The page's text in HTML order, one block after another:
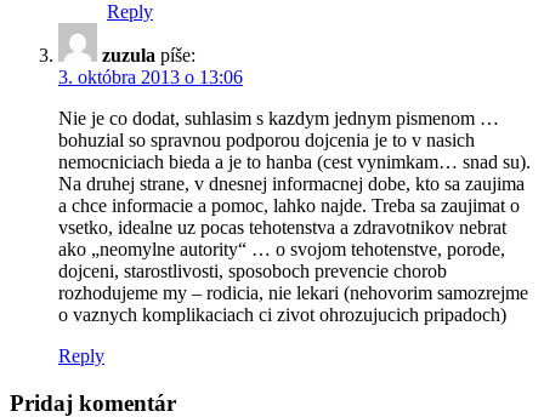
Reply
zuzula píše:
3. októbra 2013 o 13:06
Nie je co dodat, suhlasim s kazdym jednym pismenom …
bohuzial so spravnou podporou dojcenia je to v nasich
nemocniciach bieda a je to hanba (cest vynimkam… snad su).
Na druhej strane, v dnesnej informacnej dobe, kto sa zaujima
a chce informacie a pomoc, lahko najde. Treba sa zaujimat o
vsetko, idealne uz pocas tehotenstva a zdravotnikov nebrat
ako „neomylne autority“ … o svojom tehotenstve, porode,
dojceni, starostlivosti, sposoboch prevencie chorob
rozhodujeme my – rodicia, nie lekari (nehovorim samozrejme
o vaznych komplikaciach ci zivot ohrozujucich pripadoch)
Reply
Pridaj komentár